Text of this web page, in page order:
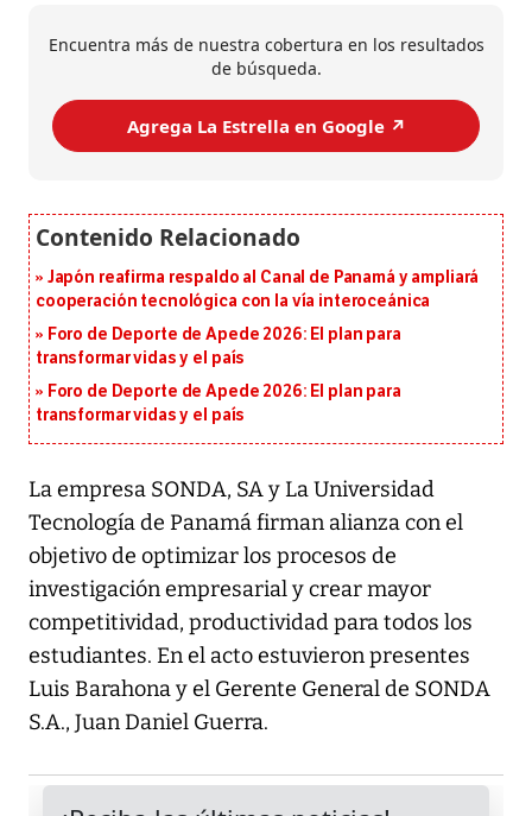
Encuentra más de nuestra cobertura en los resultados
de búsqueda.
Agrega La Estrella en Google ↗️
Japón reafirma respaldo al Canal de Panamá y ampliará
cooperación tecnológica con la vía interoceánica
Foro de Deporte de Apede 2026: El plan para
transformar vidas y el país
Foro de Deporte de Apede 2026: El plan para
transformar vidas y el país
La empresa SONDA, SA y La Universidad
Tecnología de Panamá firman alianza con el
objetivo de optimizar los procesos de
investigación empresarial y crear mayor
competitividad, productividad para todos los
estudiantes. En el acto estuvieron presentes
Luis Barahona y el Gerente General de SONDA
S.A., Juan Daniel Guerra.